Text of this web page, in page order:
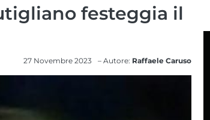
festeggia il
27 Novembre 2023 – Autore: Raffaele Caruso